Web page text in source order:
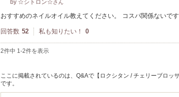
by ☆シトロン☆さん
おすすめのネイルオイル教えてください。 コスパ関係ないで
回答数 52 私も知りたい！ 0
2件中 1-2件を表示
ここに掲載されているのは、Q&Aで【ロクシタン / チェリーブロッ
です。